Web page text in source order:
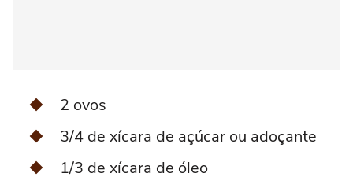
2 ovos
3/4 de xícara de açúcar ou adoçante
1/3 de xícara de óleo